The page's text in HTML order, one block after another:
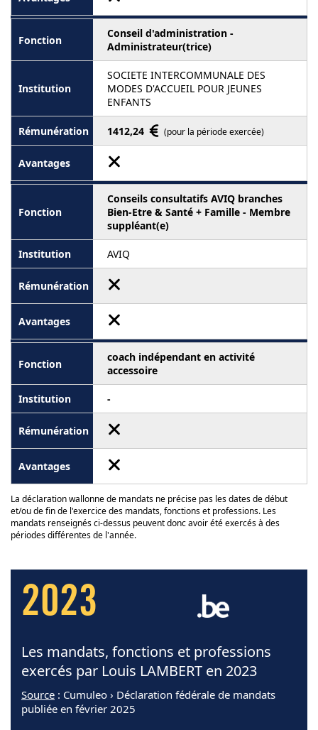
Conseil d'administration -
Administrateur(trice)
SOCIETE INTERCOMMUNALE DES
MODES D'ACCUEIL POUR JEUNES
ENFANTS
1412,24 (pour la période exercée)
Conseils consultatifs AVIQ branches
Bien-Etre & Santé + Famille - Membre
suppléant(e)
AVIQ
coach indépendant en activité
accessoire
-
La déclaration wallonne de mandats ne précise pas les dates de début
et/ou de fin de l'exercice des mandats, fonctions et professions. Les
mandats renseignés ci-dessus peuvent donc avoir été exercés à des
périodes différentes de l'année.
2023
Les mandats, fonctions et professions
exercés par Louis LAMBERT en 2023
Source : Cumuleo › Déclaration fédérale de mandats
publiée en février 2025